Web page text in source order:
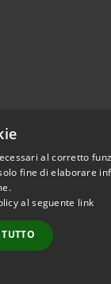
© 2026 • Comune
al corretto
fine di elaborare
al seguente link